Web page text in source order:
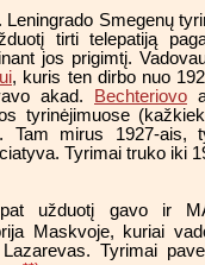
Leningrado Smegenų
tirti telepatiją
jos prigimtį.
, kuris ten dirbo nuo
akad.
Bechteriovo
tyrinėjimuose
Tam mirus 1927-ais,
Tyrimai truko iki
užduotį gavo ir
Maskvoje, kuriai
Tyrimai